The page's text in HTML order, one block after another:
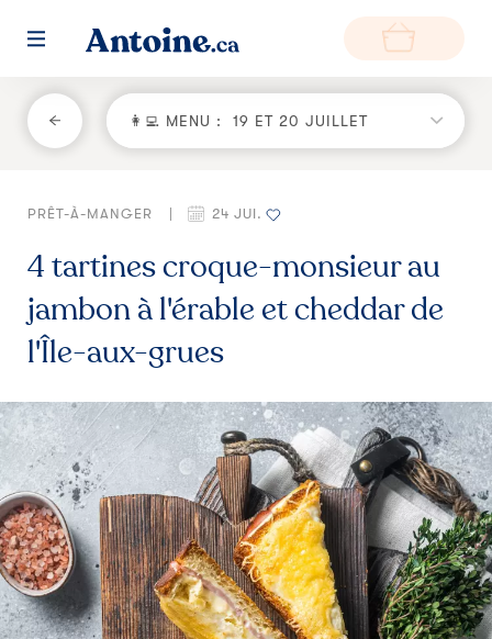
RETOUR
Fonctionnement
Environnement
Producteurs
Questions et réponses
Zone de livraison
👩‍💻 MENU : 19 ET 20 JUILLET
PRÊT-À-MANGER 24 JUI.
4 tartines croque-monsieur au
jambon à l'érable et cheddar de
l'Île-aux-grues